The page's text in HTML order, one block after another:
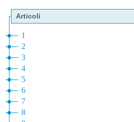
Articoli
1
2
3
4
5
6
7
8